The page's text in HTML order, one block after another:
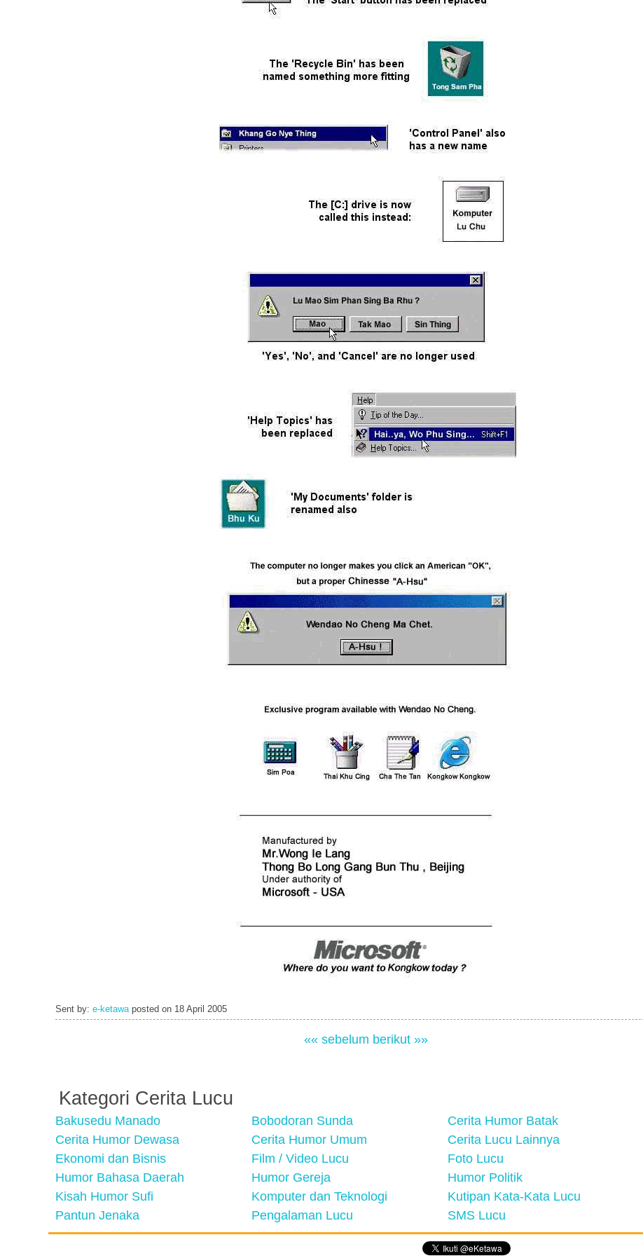
Sent by: e-ketawaposted on 18 April 2005
«« sebelum berikut »»
Kategori Cerita Lucu
Bakusedu Manado Bobodoran Sunda Cerita Humor Batak
Cerita Humor Dewasa
Cerita Humor Umum Cerita Lucu Lainnya
Ekonomi dan Bisnis
Film / Video Lucu Foto Lucu
Humor Bahasa Daerah
Humor Gereja Humor Politik
Kisah Humor Sufi
Komputer dan Teknologi Kutipan Kata-Kata Lucu
Pantun Jenaka
Pengalaman Lucu SMS Lucu